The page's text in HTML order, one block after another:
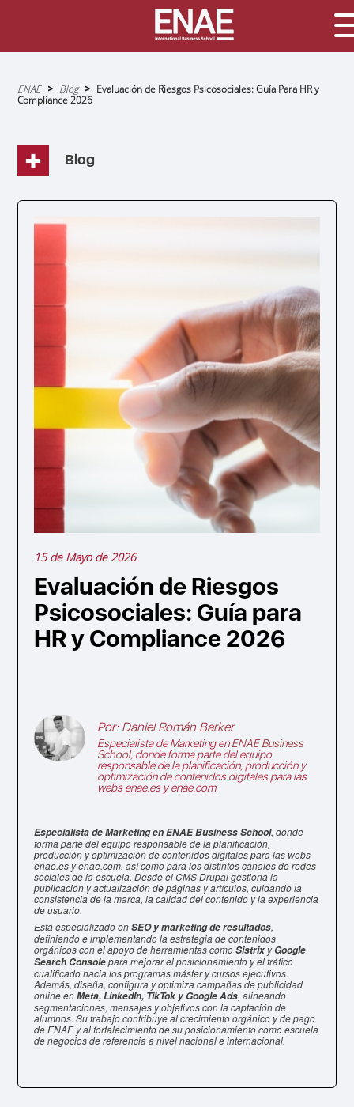
Sobrescribir
enlaces
de
navegación
ENAE Blog
Evaluación de Riesgos Psicosociales: Guía Para HR y
Compliance 2026
Blog
15 de Mayo de 2026
Evaluación de Riesgos
Psicosociales: Guía para
HR y Compliance 2026
Por: Daniel Román Barker
Especialista de Marketing enENAE Business
School, donde forma parte del equipo
responsable de la planificación, producción y
optimización de contenidos digitales para las
webs enae.es y enae.com
Especialista de Marketing en ENAE Business School, donde
forma parte del equipo responsable de la planificación,
producción y optimización de contenidos digitales para las webs
enae.es y enae.com, así como para los distintos canales de redes
sociales de la escuela. Desde el CMS Drupal gestiona la
publicación y actualización de páginas y artículos, cuidando la
consistencia de la marca, la calidad del contenido y la experiencia
de usuario.
Está especializado enSEO y marketing de resultados,
definiendo e implementando la estrategia de contenidos
orgánicos con el apoyo de herramientas comoSistrix yGoogle
Search Consolepara mejorar el posicionamiento y el tráfico
cualificado hacia los programas máster y cursos ejecutivos.
Además, diseña, configura y optimiza campañas de publicidad
online enMeta, LinkedIn, TikTok y Google Ads, alineando
segmentaciones, mensajes y objetivos con la captación de
alumnos. Su trabajo contribuye al crecimiento orgánico y de pago
de ENAE y al fortalecimiento de su posicionamiento como escuela
de negocios de referencia a nivel nacional e internacional.